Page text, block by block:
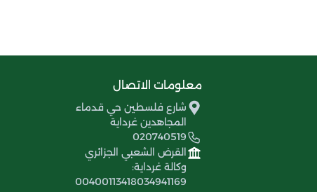
معلومات الاتصال
شارع فلسطين حي قدماء
المجاهدين غرداية
020740519
القرض الشعبي الجزائري
وكالة غرداية:
00400113418034941169